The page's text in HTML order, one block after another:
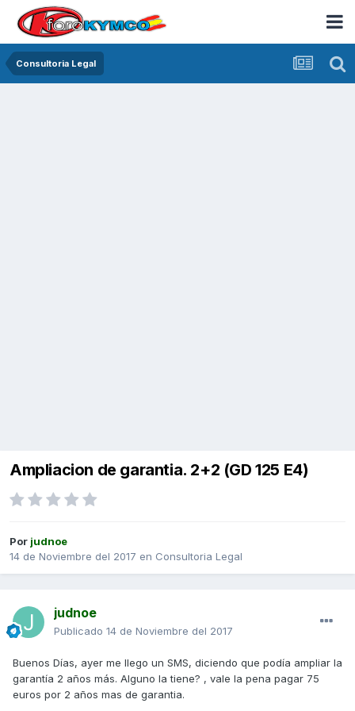
Consultoria Legal
Ampliacion de garantia. 2+2 (GD 125 E4)
Por judnoe
14 de Noviembre del 2017 en Consultoria Legal
judnoe
Publicado 14 de Noviembre del 2017
Buenos Días, ayer me llego un SMS, diciendo que podía ampliar la
garantía 2 años más. Alguno la tiene? , vale la pena pagar 75
euros por 2 años mas de garantia.